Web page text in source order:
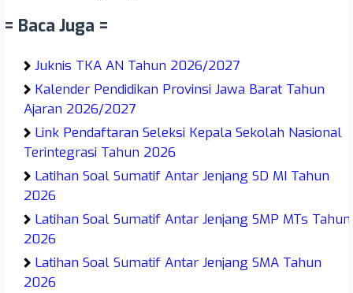
= Baca Juga =
Juknis TKA AN Tahun 2026/2027
Kalender Pendidikan Provinsi Jawa Barat Tahun
Ajaran 2026/2027
Link Pendaftaran Seleksi Kepala Sekolah Nasional
Terintegrasi Tahun 2026
Latihan Soal Sumatif Antar Jenjang SD MI Tahun
2026
Latihan Soal Sumatif Antar Jenjang SMP MTs Tahun
2026
Latihan Soal Sumatif Antar Jenjang SMA Tahun
2026